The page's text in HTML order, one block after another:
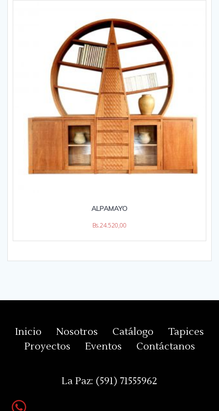
ALPAMAYO
Bs.24.520,00
Inicio Nosotros Catálogo
Tapices
Proyectos
Eventos Contáctanos
La Paz: (591) 71555962